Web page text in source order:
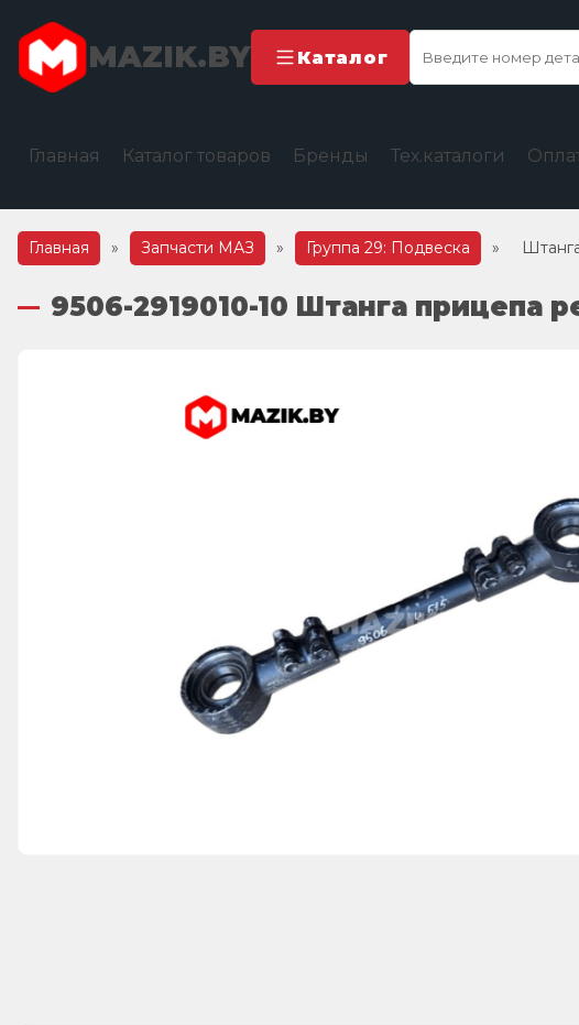
MAZIK.BY Каталог
Главная Каталог товаров Бренды Тех.каталоги
Главная » Запчасти МАЗ » Группа 29: Подвеска »
9506-2919010-10 Штанга прицепа